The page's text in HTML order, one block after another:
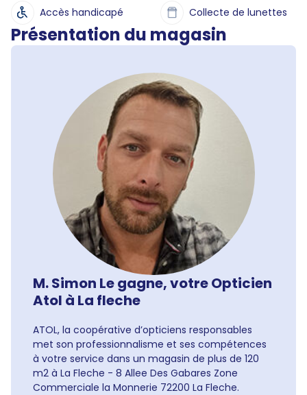
Accès handicapé Collecte de lunettes
Présentation du magasin
M. Simon Le gagne, votre Opticien
Atol à La fleche
ATOL, la coopérative d’opticiens responsables
met son professionnalisme et ses compétences
à votre service dans un magasin de plus de 120
m2 à La Fleche - 8 Allee Des Gabares Zone
Commerciale la Monnerie 72200 La Fleche.